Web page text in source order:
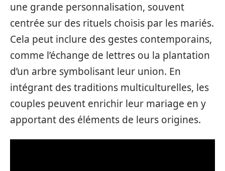
une grande personnalisation, souvent
centrée sur des rituels choisis par les mariés.
Cela peut inclure des gestes contemporains,
comme l’échange de lettres ou la plantation
d’un arbre symbolisant leur union. En
intégrant des traditions multiculturelles, les
couples peuvent enrichir leur mariage en y
apportant des éléments de leurs origines.